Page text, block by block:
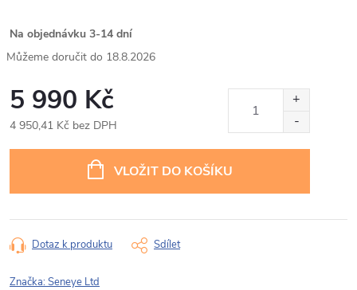
Na objednávku 3-14 dní
18.8.2026
5 990 Kč
4 950,41 Kč bez DPH
VLOŽIT DO KOŠÍKU
Dotaz k produktu Sdílet
Značka:Seneye Ltd